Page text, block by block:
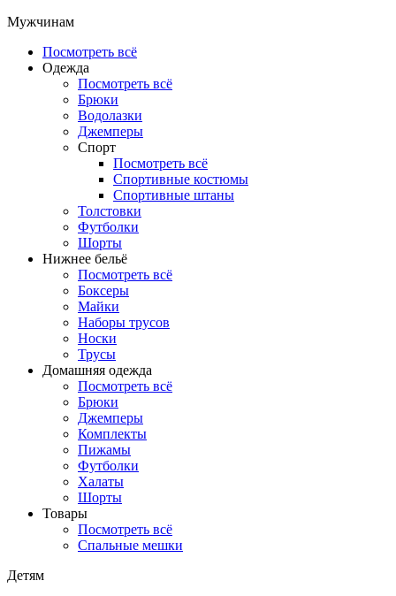
Мужчинам
Посмотреть всё
Одежда
Посмотреть всё
Брюки
Водолазки
Джемперы
Спорт
Посмотреть всё
Спортивные костюмы
Спортивные штаны
Толстовки
Футболки
Шорты
Нижнее бельё
Посмотреть всё
Боксеры
Майки
Наборы трусов
Носки
Трусы
Домашняя одежда
Посмотреть всё
Брюки
Джемперы
Комплекты
Пижамы
Футболки
Халаты
Шорты
Товары
Посмотреть всё
Спальные мешки
Детям